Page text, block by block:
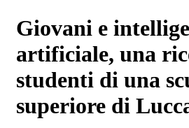
Giovani e
artificiale, una
studenti di una
superiore di